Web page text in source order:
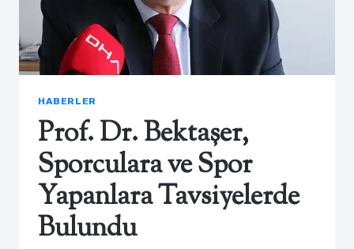
HABERLER
Prof. Dr. Bektaşer,
Sporculara ve Spor
Yapanlara Tavsiyelerde
Bulundu